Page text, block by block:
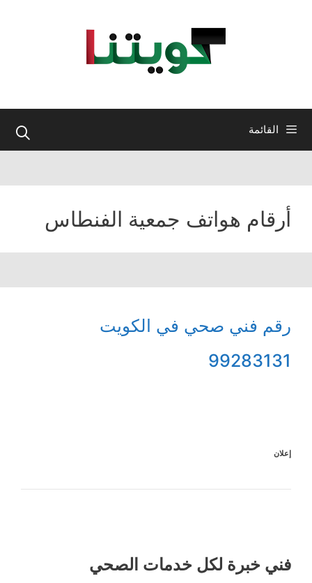
القائمة
أرقام هواتف جمعية الفنطاس
رقم فني صحي في الكويت
99283131
إعلان
فني خبرة لكل خدمات الصحي